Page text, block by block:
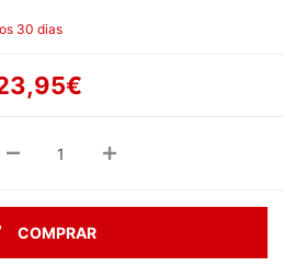
30 dias
COMPRAR